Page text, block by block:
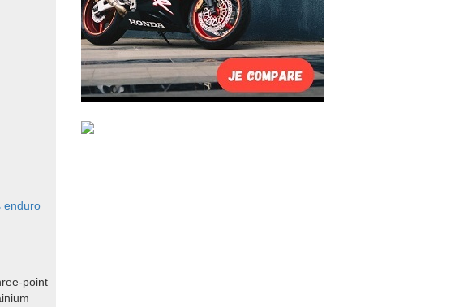
enduro
point